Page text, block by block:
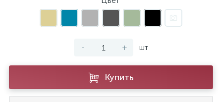
- + шт
Купить